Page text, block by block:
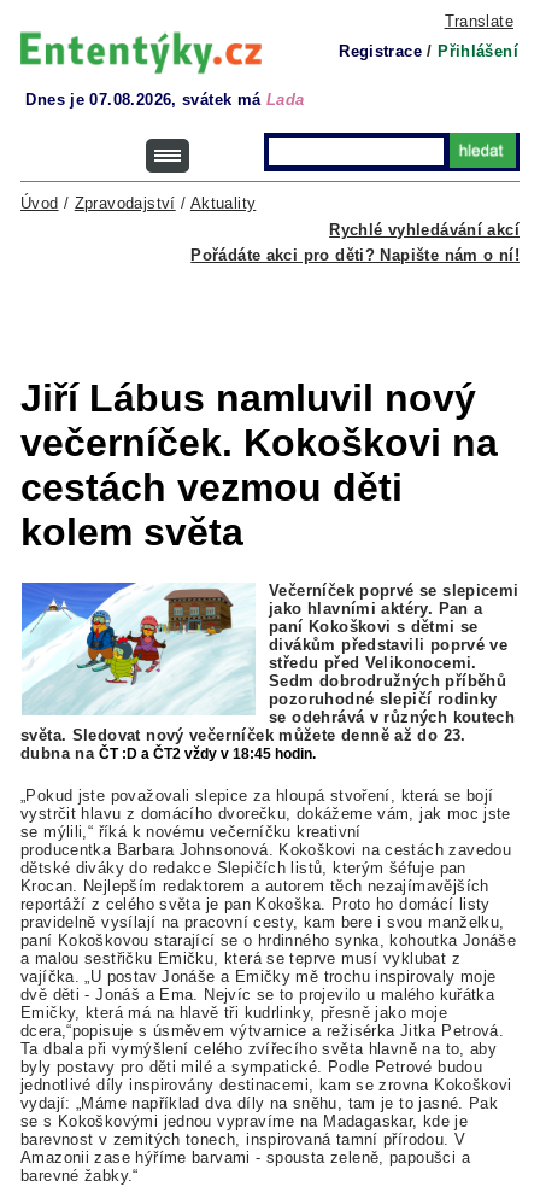
Translate
Registrace / Přihlášení
Dnes je 07.08.2026, svátek má Lada
Rychlé vyhledávání akcí
Úvod / Zpravodajství / Aktuality
Pořádáte akci pro děti? Napište nám o ní!
Jiří Lábus namluvil nový
večerníček. Kokoškovi na
cestách vezmou děti
kolem světa
Večerníček poprvé se slepicemi
jako hlavními aktéry. Pan a
paní Kokoškovi s dětmi se
divákům představili poprvé ve
středu před Velikonocemi.
Sedm dobrodružných příběhů
pozoruhodné slepičí rodinky
se odehrává v různých koutech
světa. Sledovat nový večerníček můžete denně až do 23.
dubna naČT :D a ČT2 vždy v 18:45 hodin.
„Pokud jste považovali slepice za hloupá stvoření, která se bojí
vystrčit hlavu z domácího dvorečku, dokážeme vám, jak moc jste
se mýlili,“ říká k novému večerníčku kreativní
producentka Barbara Johnsonová. Kokoškovi na cestách zavedou
dětské diváky do redakce Slepičích listů, kterým šéfuje pan
Krocan. Nejlepším redaktorem a autorem těch nezajímavějších
reportáží z celého světa je pan Kokoška. Proto ho domácí listy
pravidelně vysílají na pracovní cesty, kam bere i svou manželku,
paní Kokoškovou starající se o hrdinného synka, kohoutka Jonáše
a malou sestřičku Emičku, která se teprve musí vyklubat z
vajíčka. „U postav Jonáše a Emičky mě trochu inspirovaly moje
dvě děti - Jonáš a Ema. Nejvíc se to projevilo u malého kuřátka
Emičky, která má na hlavě tři kudrlinky, přesně jako moje
dcera,“popisuje s úsměvem výtvarnice a režisérka Jitka Petrová.
Ta dbala při vymýšlení celého zvířecího světa hlavně na to, aby
byly postavy pro děti milé a sympatické. Podle Petrové budou
jednotlivé díly inspirovány destinacemi, kam se zrovna Kokoškovi
vydají: „Máme například dva díly na sněhu, tam je to jasné. Pak
se s Kokoškovými jednou vypravíme na Madagaskar, kde je
barevnost v zemitých tonech, inspirovaná tamní přírodou. V
Amazonii zase hýříme barvami - spousta zeleně, papoušci a
barevné žabky.“